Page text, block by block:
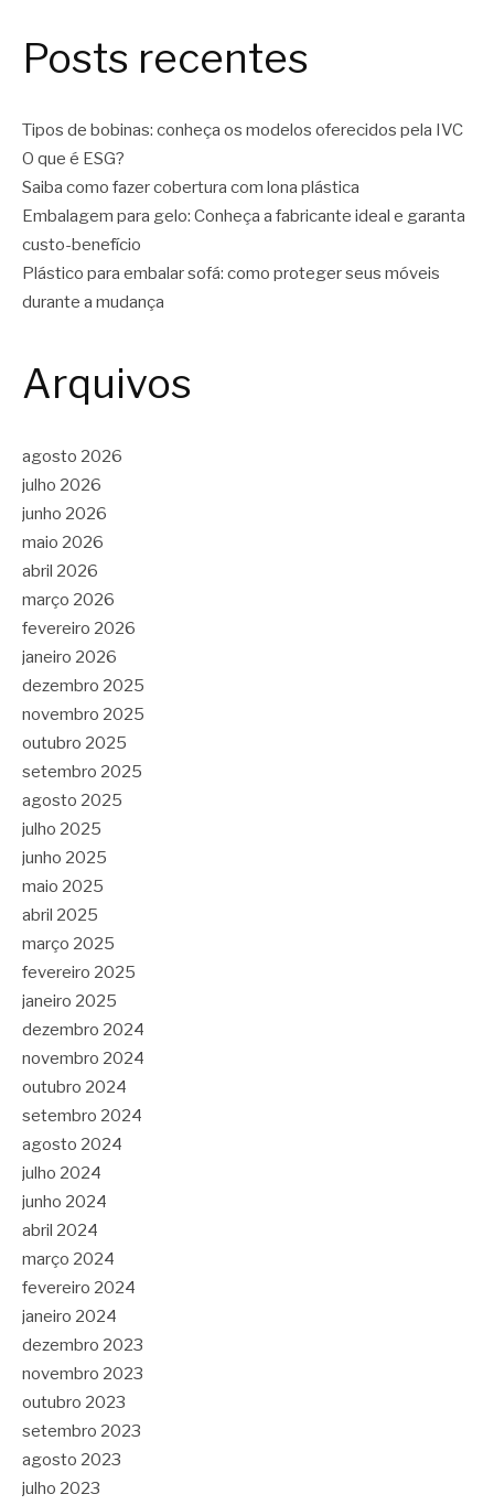
Posts recentes
Tipos de bobinas: conheça os modelos oferecidos pela IVC
O que é ESG?
Saiba como fazer cobertura com lona plástica
Embalagem para gelo: Conheça a fabricante ideal e garanta
custo-benefício
Plástico para embalar sofá: como proteger seus móveis
durante a mudança
Arquivos
agosto 2026
julho 2026
junho 2026
maio 2026
abril 2026
março 2026
fevereiro 2026
janeiro 2026
dezembro 2025
novembro 2025
outubro 2025
setembro 2025
agosto 2025
julho 2025
junho 2025
maio 2025
abril 2025
março 2025
fevereiro 2025
janeiro 2025
dezembro 2024
novembro 2024
outubro 2024
setembro 2024
agosto 2024
julho 2024
junho 2024
abril 2024
março 2024
fevereiro 2024
janeiro 2024
dezembro 2023
novembro 2023
outubro 2023
setembro 2023
agosto 2023
julho 2023